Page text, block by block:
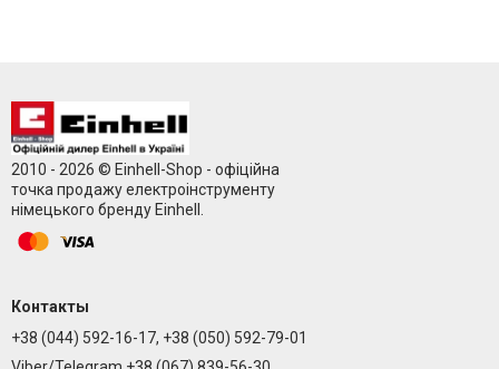
2010 - 2026 © Einhell-Shop - офіційна
точка продажу електроінструменту
німецького бренду Einhell.
Контакты
+38 (044) 592-16-17, +38 (050) 592-79-01